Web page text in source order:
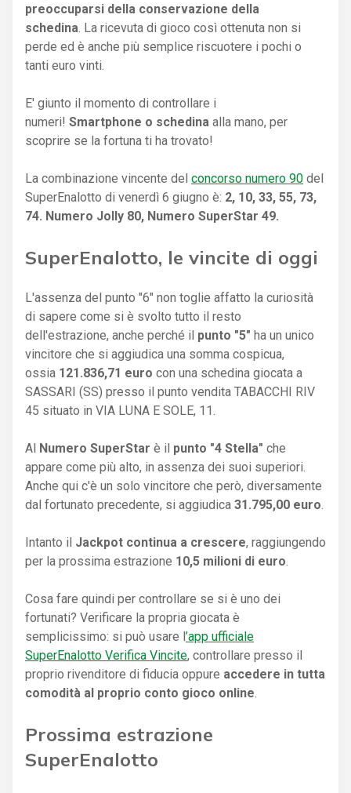
preoccuparsi della conservazione della
schedina . La ricevuta di gioco così ottenuta non si
perde ed è anche più semplice riscuotere i pochi o
tanti euro vinti.
E' giunto il momento di controllare i
numeri! Smartphone o schedina alla mano, per
scoprire se la fortuna ti ha trovato!
La combinazione vincente del concorso numero 90 del
SuperEnalotto di venerdì 6 giugno è: 2, 10, 33, 55, 73,
74. Numero Jolly 80, Numero SuperStar 49.
SuperEnalotto, le vincite di oggi
L'assenza del punto "6" non toglie affatto la curiosità
di sapere come si è svolto tutto il resto
dell'estrazione, anche perché il punto "5" ha un unico
vincitore che si aggiudica una somma cospicua,
ossia 121.836,71 euro con una schedina giocata a
SASSARI (SS) presso il punto vendita TABACCHI RIV
45 situato in VIA LUNA E SOLE, 11.
Al Numero SuperStar è il punto "4 Stella" che
appare come più alto, in assenza dei suoi superiori.
Anche qui c'è un solo vincitore che però, diversamente
dal fortunato precedente, si aggiudica 31.795,00 euro
Intanto il Jackpot continua a crescere, raggiungendo
per la prossima estrazione 10,5 milioni di euro
Cosa fare quindi per controllare se si è uno dei
fortunati? Verificare la propria giocata è
semplicissimo: si può usare l’app ufficiale
SuperEnalotto Verifica Vincite, controllare presso il
proprio rivenditore di fiducia oppure accedere in tutta
comodità al proprio conto gioco online
Prossima estrazione
SuperEnalotto